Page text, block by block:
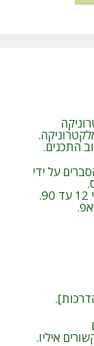
על ידי
איליו.